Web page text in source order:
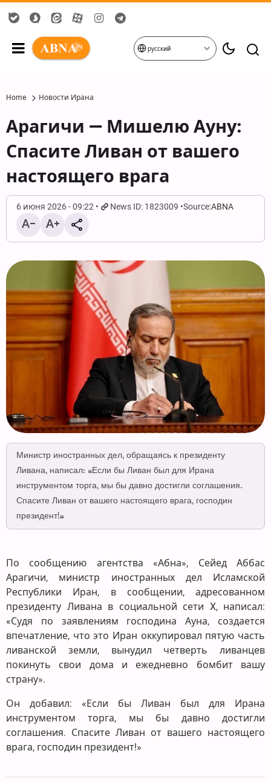
русский
Home Новости Ирана
Арагичи — Мишелю Ауну:
Спасите Ливан от вашего
настоящего врага
6 июня 2026 - 09:22 News ID: 1823009 Source:ABNA
Министр иностранных дел, обращаясь к президенту
Ливана, написал: «Если бы Ливан был для Ирана
инструментом торга, мы бы давно достигли соглашения.
Спасите Ливан от вашего настоящего врага, господин
президент!»
По сообщению агентства «Абна», Сейед Аббас
Арагичи, министр иностранных дел Исламской
Республики Иран, в сообщении, адресованном
президенту Ливана в социальной сети X, написал:
«Судя по заявлениям господина Ауна, создается
впечатление, что это Иран оккупировал пятую часть
ливанской земли, вынудил четверть ливанцев
покинуть свои дома и ежедневно бомбит вашу
страну».
Он добавил: «Если бы Ливан был для Ирана
инструментом торга, мы бы давно достигли
соглашения. Спасите Ливан от вашего настоящего
врага, господин президент!»